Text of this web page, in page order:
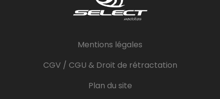
Mentions légales
CGV / CGU & Droit de rétractation
Plan du site